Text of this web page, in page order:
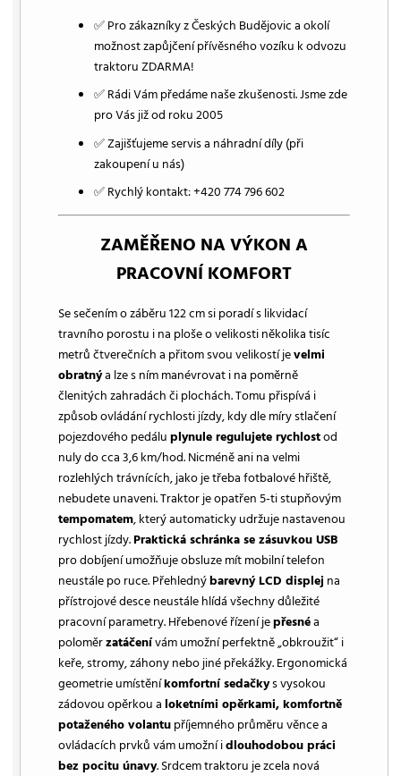
✅ Pro zákazníky z Českých Budějovic a okolí
možnost zapůjčení přívěsného vozíku k odvozu
traktoru ZDARMA!
✅ Rádi Vám předáme naše zkušenosti. Jsme zde
pro Vás již od roku 2005
✅ Zajišťujeme servis a náhradní díly (při
zakoupení u nás)
✅ Rychlý kontakt: +420 774 796 602
ZAMĚŘENO NA VÝKON A
PRACOVNÍ KOMFORT
Se sečením o záběru 122 cm si poradí s likvidací
travního porostu i na ploše o velikosti několika tisíc
metrů čtverečních a přitom svou velikostí jevelmi
obratnýa lze s ním manévrovat i na poměrně
členitých zahradách či plochách. Tomu přispívá i
způsob ovládání rychlosti jízdy, kdy dle míry stlačení
pojezdového pedáluplynule regulujete rychlostod
nuly do cca 3,6 km/hod. Nicméně ani na velmi
rozlehlých trávnících, jako je třeba fotbalové hřiště,
nebudete unaveni. Traktor je opatřen 5-ti stupňovým
tempomatem, který automaticky udržuje nastavenou
rychlost jízdy.Praktická schránka se zásuvkou USB
pro dobíjení umožňuje obsluze mít mobilní telefon
neustále po ruce. Přehlednýbarevný LCD displej na
přístrojové desce neustále hlídá všechny důležité
pracovní parametry. Hřebenové řízení jepřesnéa
poloměrzatáčenívám umožní perfektně „obkroužit“ i
keře, stromy, záhony nebo jiné překážky. Ergonomická
geometrie umístěníkomfortní sedačkys vysokou
zádovou opěrkou aloketními opěrkami, komfortně
potaženého volantupříjemného průměru věnce a
ovládacích prvků vám umožní idlouhodobou práci
bez pocitu únavy. Srdcem traktoru je zcela nová